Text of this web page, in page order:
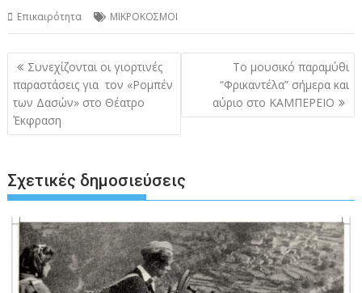
Επικαιρότητα ΜΙΚΡΟΚΟΣΜΟΙ
Πλοήγηση
άρθρων
Συνεχίζονται οι γιορτινές
παραστάσεις για τον «Ρομπέν
των Δασών» στο Θέατρο
Έκφραση
Tο μουσικό παραμύθι
“Φρικαντέλα” σήμερα και
αύριο στο ΚΑΜΠΕΡΕΙΟ
Σχετικές δημοσιεύσεις